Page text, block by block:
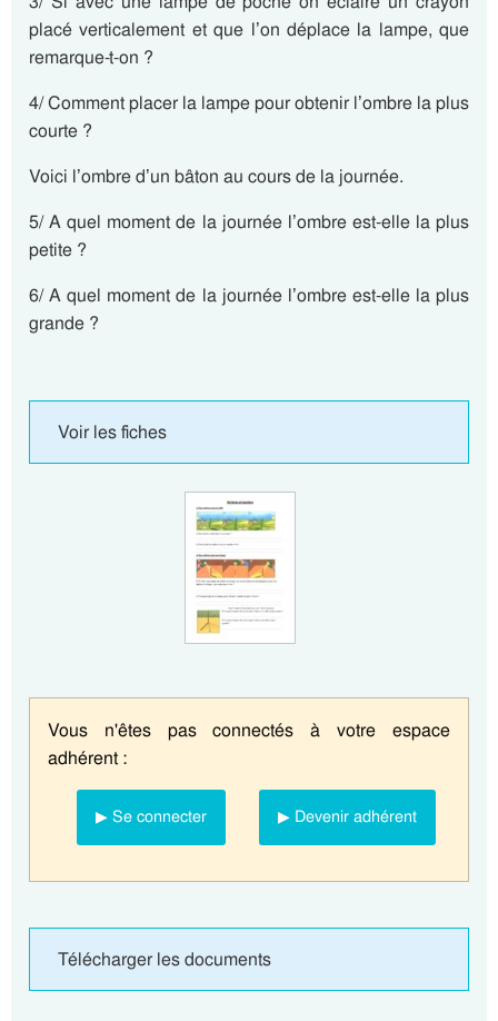
placé verticalement et que l’on déplace la lampe, que
remarque-t-on ?
4/ Comment placer la lampe pour obtenir l’ombre la plus
courte ?
Voici l’ombre d’un bâton au cours de la journée.
5/ A quel moment de la journée l’ombre est-elle la plus
petite ?
6/ A quel moment de la journée l’ombre est-elle la plus
grande ?
Voir les fiches
Vous n'êtes pas connectés à votre espace
adhérent :
▶ Se connecter ▶ Devenir adhérent
Télécharger les documents